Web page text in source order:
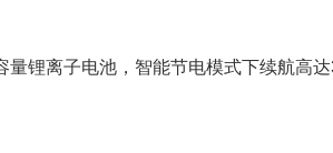
锂离子电池，智能节电模式下续航高